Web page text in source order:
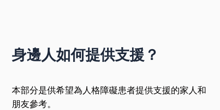
身邊人如何提供支援？
本部分是供希望為人格障礙患者提供支援的家人和
朋友參考。